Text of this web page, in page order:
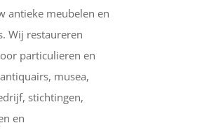
antieke meubelen en
Wij restaureren
particulieren en
musea,
stichtingen,
en